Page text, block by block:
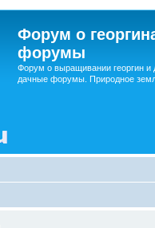
Форум о
форумы
Форум о выращивании георгин и
дачные форумы. Природное